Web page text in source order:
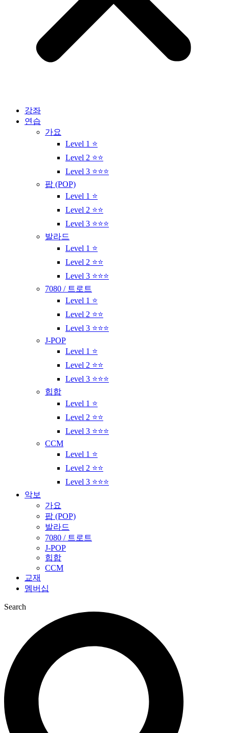
강좌
연습
가요
Level 1 ⭐
Level 2 ⭐⭐
Level 3 ⭐⭐⭐
팝 (POP)
Level 1 ⭐
Level 2 ⭐⭐
Level 3 ⭐⭐⭐
발라드
Level 1 ⭐
Level 2 ⭐⭐
Level 3 ⭐⭐⭐
7080 / 트로트
Level 1 ⭐
Level 2 ⭐⭐
Level 3 ⭐⭐⭐
J-POP
Level 1 ⭐
Level 2 ⭐⭐
Level 3 ⭐⭐⭐
힙합
Level 1 ⭐
Level 2 ⭐⭐
Level 3 ⭐⭐⭐
CCM
Level 1 ⭐
Level 2 ⭐⭐
Level 3 ⭐⭐⭐
악보
가요
팝 (POP)
발라드
7080 / 트로트
J-POP
힙합
CCM
교재
멤버십
Search